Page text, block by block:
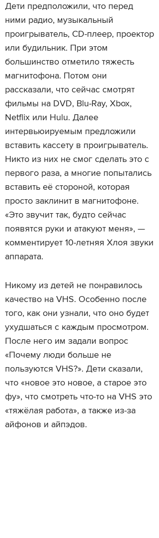
Дети предположили, что перед
ними радио, музыкальный
проигрыватель, CD-плеер, проектор
или будильник. При этом
большинство отметило тяжесть
магнитофона. Потом они
рассказали, что сейчас смотрят
фильмы на DVD, Blu-Ray, Xbox,
Netflix или Hulu. Далее
интервьюируемым предложили
вставить кассету в проигрыватель.
Никто из них не смог сделать это с
первого раза, а многие попытались
вставить её стороной, которая
просто заклинит в магнитофоне.
«Это звучит так, будто сейчас
появятся руки и атакуют меня», —
комментирует 10-летняя Хлоя звуки
аппарата.
Никому из детей не понравилось
качество на VHS. Особенно после
того, как они узнали, что оно будет
ухудшаться с каждым просмотром.
После него им задали вопрос
«Почему люди больше не
пользуются VHS?». Дети сказали,
что «новое это новое, а старое это
фу», что смотреть что-то на VHS это
«тяжёлая работа», а также из-за
айфонов и айпэдов.